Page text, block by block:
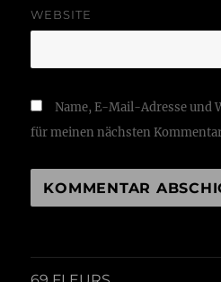
WEBSITE
Name, E-Mail-Adresse und
für meinen nächsten